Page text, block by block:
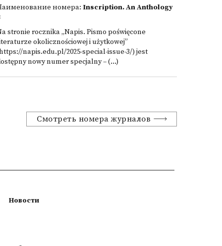
номера: Inscription. An Anthology
stronie rocznika „Napis. Pismo poświęcone
okolicznościowej i użytkowej”
napis.edu.pl/2025-special-issue-3/) jest
nowy numer specjalny – (...)
Смотреть номера журналов
Новости